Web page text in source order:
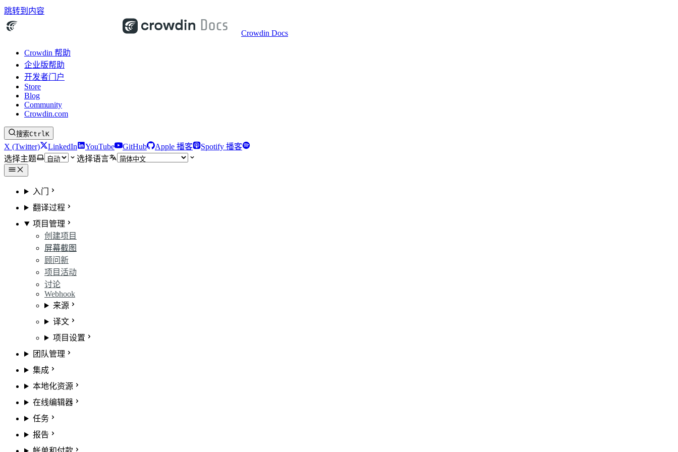
跳转到内容
Crowdin Docs
Crowdin 帮助
企业版帮助
开发者门户
Store
Blog
Community
Crowdin.com
搜索CtrlK
X (Twitter) LinkedIn YouTube GitHub Apple 播客
Spotify 播客
选择主题
选择语言
入门
翻译过程
项目管理
创建项目
屏幕截图
顾问新
项目活动
讨论
Webhook
来源
译文
项目设置
团队管理
集成
本地化资源
在线编辑器
任务
报告